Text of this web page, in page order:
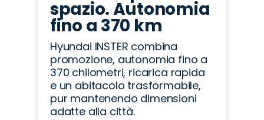
spazio. Autonomia
fino a 370 km
Hyundai INSTER combina
promozione, autonomia fino a
370 chilometri, ricarica rapida
e un abitacolo trasformabile,
pur mantenendo dimensioni
adatte alla città.